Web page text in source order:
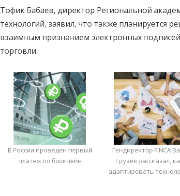
Тофик Бабаев, директор Региональной
технологий, заявил, что также планируется
взаимным признанием электронных
торговли.
В России проведен первый
платеж по блокчейн
Гендиректор FINCA
Грузия рассказал,
адаптировать